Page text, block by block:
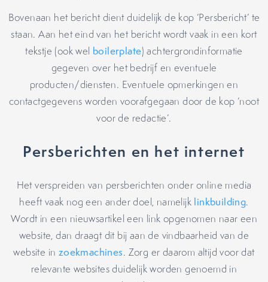
Bovenaan het bericht dient duidelijk de kop ‘Persbericht’ te
staan. Aan het eind van het bericht wordt vaak in een kort
tekstje (ook wel boilerplate) achtergrondinformatie
gegeven over het bedrijf en eventuele
producten/diensten. Eventuele opmerkingen en
contactgegevens worden voorafgegaan door de kop ‘noot
voor de redactie’.
Persberichten en het internet
Het verspreiden van persberichten onder online media
heeft vaak nog een ander doel, namelijk linkbuilding.
Wordt in een nieuwsartikel een link opgenomen naar een
website, dan draagt dit bij aan de vindbaarheid van de
website in zoekmachines. Zorg er daarom altijd voor dat
relevante websites duidelijk worden genoemd in